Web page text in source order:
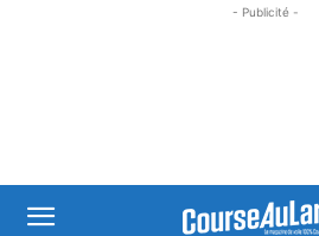
- Publicité -